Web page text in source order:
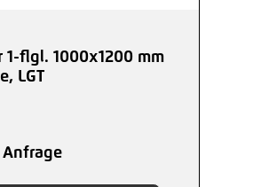
1-flgl. 1000x1200 mm
LGT
Anfrage